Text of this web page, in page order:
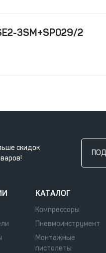
3SM+SP029/2
скидок
КАТАЛОГ
Компрессоры
Пневмоинструмент
Монтажные
пистолеты